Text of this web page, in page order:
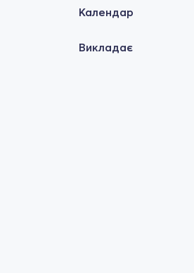
Календар
Викладає